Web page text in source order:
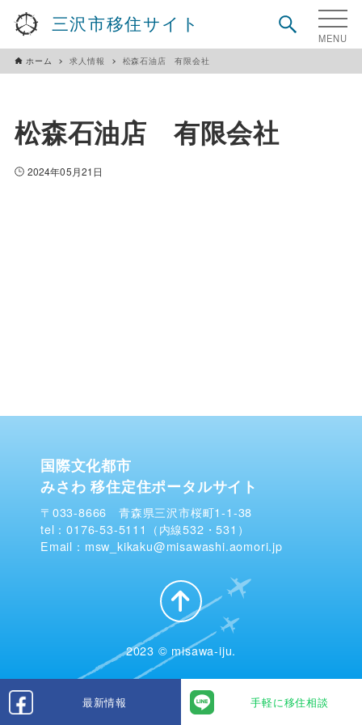
三沢市移住サイト
最新情報 手軽に移住相談
ホーム 求人情報 松森石油店 有限会社
松森石油店 有限会社
2024年05月21日
国際文化都市
みさわ 移住定住ポータルサイト
〒033-8666 青森県三沢市桜町1-1-38
tel：0176-53-5111（内線532・531）
Email：msw_kikaku@misawashi.aomori.jp
2023 © misawa-iju.